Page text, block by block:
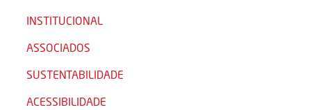
INSTITUCIONAL
ASSOCIADOS
SUSTENTABILIDADE
ACESSIBILIDADE